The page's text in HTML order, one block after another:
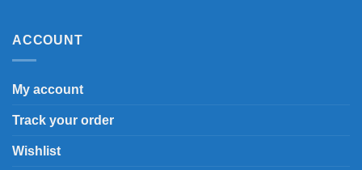
ACCOUNT
My account
Track your order
Wishlist